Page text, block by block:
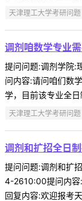
天津理工大学考研问题
调剂咱数学专业
提问问题:调剂学院
问内容:请问咱们数
学，目前该专业全
天津理工大学考研问题
调剂和扩招全日
提问问题:调剂和扩
4-2610:00提问内容
回复内容:欢迎报考